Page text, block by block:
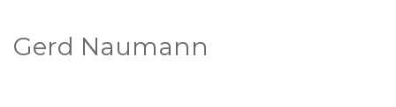
Gerd Naumann